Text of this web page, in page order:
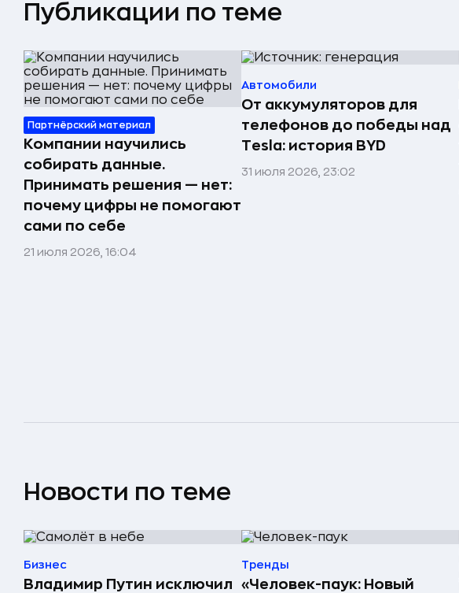
Публикации по теме
Партнёрский материал
Компании научились
собирать данные.
Принимать решения — нет:
почему цифры не помогают
сами по себе
21 июля 2026, 16:04
Автомобили
От аккумуляторов для
телефонов до победы над
Tesla: история BYD
31 июля 2026, 23:02
Новости по теме
Бизнес
Владимир Путин исключил
Тренды
«Человек-паук: Новый